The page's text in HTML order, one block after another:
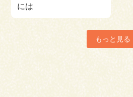
には
もっと見る